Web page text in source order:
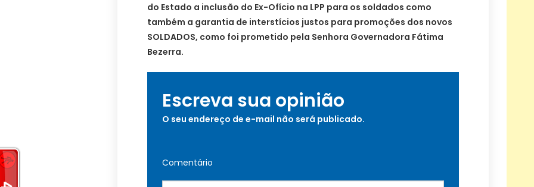
do Estado a inclusão do Ex-Ofício na LPP para os soldados como
também a garantia de interstícios justos para promoções dos novos
SOLDADOS, como foi prometido pela Senhora Governadora Fátima
Bezerra.
Escreva sua opinião
O seu endereço de e-mail não será publicado.
Comentário